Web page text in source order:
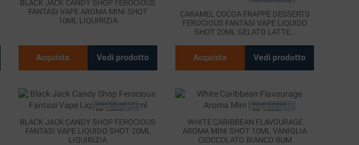
BLACK JACK CANDY SHOP FEROCIOUS
FANTASI VAPE AROMA MINI SHOT
10ML LIQUIRIZIA
Acquista Vedi prodotto
CARAMEL COCOA FRAPPÈ DESSERTS
FEROCIOUS FANTASI VAPE LIQUIDO
SHOT 20ML GELATO LATTE...
Acquista Vedi prodotto
BLACK JACK CANDY SHOP FEROCIOUS
FANTASI VAPE LIQUIDO SHOT 20ML
LIQUIRIZIA
WHITE CARIBBEAN FLAVOURAGE
AROMA MINI SHOT 10ML VANIGLIA
CIOCCOLATO BIANCO RUM